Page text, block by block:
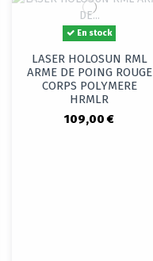
En stock
LASER HOLOSUN RML
ARME DE POING ROUGE
CORPS POLYMERE
HRMLR
109,00 €